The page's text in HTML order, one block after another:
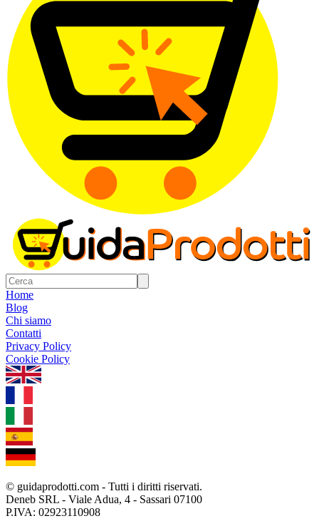
Home
Blog
Chi siamo
Contatti
Privacy Policy
Cookie Policy
© guidaprodotti.com - Tutti i diritti riservati.
Deneb SRL - Viale Adua, 4 - Sassari 07100
P.IVA: 02923110908